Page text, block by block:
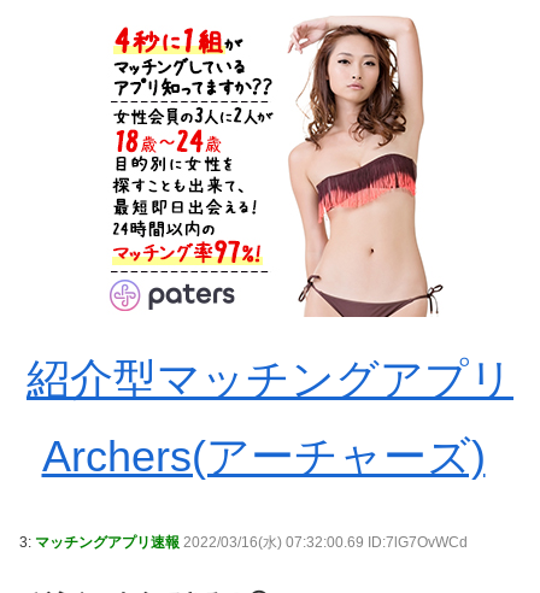
紹介型マッチングアプリ
Archers(アーチャーズ)
3: マッチングアプリ速報 2022/03/16(水) 07:32:00.69 ID:7lG7OvWCd